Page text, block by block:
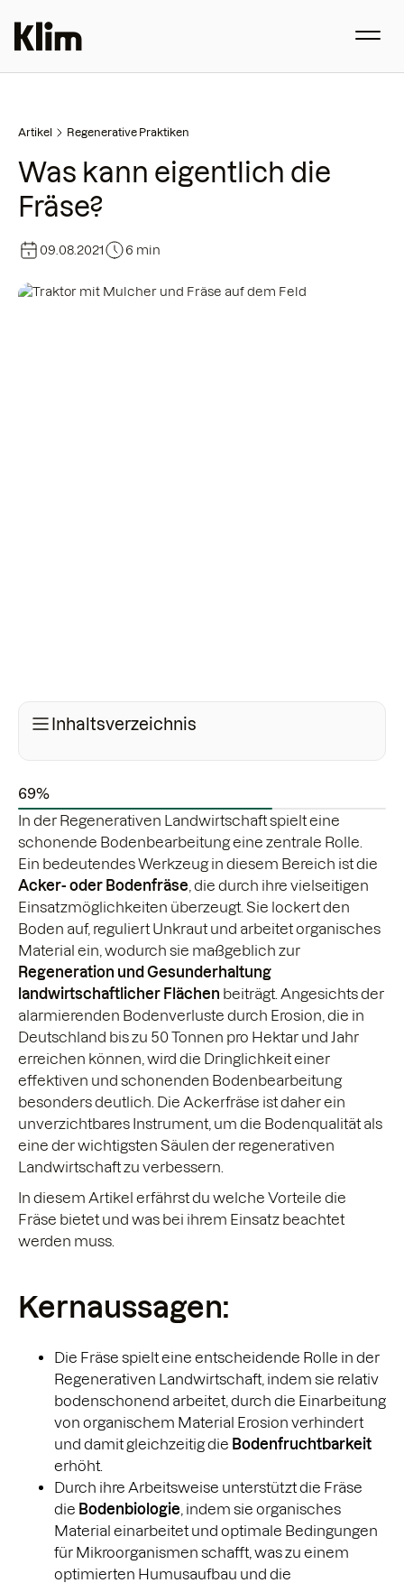
Artikel Regenerative Praktiken
Was kann eigentlich die
Fräse?
09.08.2021 6 min
Inhaltsverzeichnis
69%
In der Regenerativen Landwirtschaft spielt eine
schonende Bodenbearbeitung eine zentrale Rolle.
Ein bedeutendes Werkzeug in diesem Bereich ist die
Acker- oder Bodenfräse , die durch ihre vielseitigen
Einsatzmöglichkeiten überzeugt. Sie lockert den
Boden auf, reguliert Unkraut und arbeitet organisches
Material ein, wodurch sie maßgeblich zur
Regeneration und Gesunderhaltung
landwirtschaftlicher Flächen beiträgt. Angesichts der
alarmierenden Bodenverluste durch Erosion, die in
Deutschland bis zu 50 Tonnen pro Hektar und Jahr
erreichen können, wird die Dringlichkeit einer
effektiven und schonenden Bodenbearbeitung
besonders deutlich. Die Ackerfräse ist daher ein
unverzichtbares Instrument, um die Bodenqualität als
eine der wichtigsten Säulen der regenerativen
Landwirtschaft zu verbessern.
In diesem Artikel erfährst du welche Vorteile die
Fräse bietet und was bei ihrem Einsatz beachtet
werden muss.
Kernaussagen:
Die Fräse spielt eine entscheidende Rolle in der
Regenerativen Landwirtschaft, indem sie relativ
bodenschonend arbeitet, durch die Einarbeitung
von organischem Material Erosion verhindert
und damit gleichzeitig die Bodenfruchtbarkeit
erhöht.
Durch ihre Arbeitsweise unterstützt die Fräse
die Bodenbiologie , indem sie organisches
Material einarbeitet und optimale Bedingungen
für Mikroorganismen schafft, was zu einem
optimierten Humusaufbau und die